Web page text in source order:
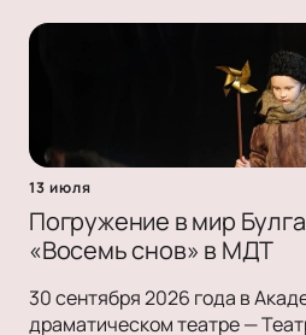
13 июля
Погружение в мир
«Восемь снов» в МДТ
30 сентября 2026 года в
драматическом театре —